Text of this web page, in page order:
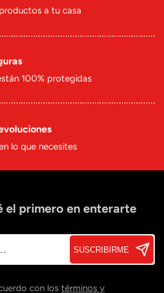
a tu casa
100% protegidas
lo que necesites
el primero en enterarte
SUSCRIBIRME
con los términos y